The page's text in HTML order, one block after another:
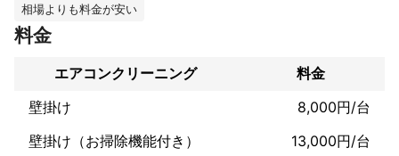
相場よりも料金が安い
料金
エアコンクリーニング
料金
壁掛け
8,000円/台
壁掛け（お掃除機能付き）
13,000円/台